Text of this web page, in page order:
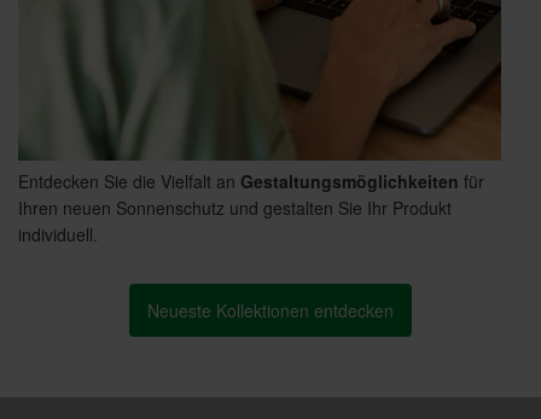
Entdecken Sie die Vielfalt an Gestaltungsmöglichkeiten für
Ihren neuen Sonnenschutz und gestalten Sie Ihr Produkt
individuell.
Neueste Kollektionen entdecken